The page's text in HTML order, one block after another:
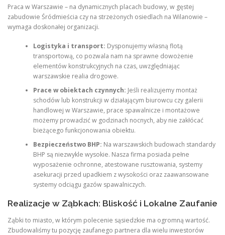
Praca w Warszawie – na dynamicznych placach budowy, w gęstej
zabudowie Śródmieścia czy na strzeżonych osiedlach na Wilanowie –
wymaga doskonałej organizacji.
Logistyka i transport: Dysponujemy własną flotą
transportową, co pozwala nam na sprawne dowożenie
elementów konstrukcyjnych na czas, uwzględniając
warszawskie realia drogowe.
Prace w obiektach czynnych: Jeśli realizujemy montaż
schodów lub konstrukcji w działającym biurowcu czy galerii
handlowej w Warszawie, prace spawalnicze i montażowe
możemy prowadzić w godzinach nocnych, aby nie zakłócać
bieżącego funkcjonowania obiektu.
Bezpieczeństwo BHP: Na warszawskich budowach standardy
BHP są niezwykle wysokie. Nasza firma posiada pełne
wyposażenie ochronne, atestowane rusztowania, systemy
asekuracji przed upadkiem z wysokości oraz zaawansowane
systemy odciągu gazów spawalniczych.
Realizacje w Ząbkach: Bliskość i Lokalne Zaufanie
Ząbki to miasto, w którym polecenie sąsiedzkie ma ogromną wartość.
Zbudowaliśmy tu pozycję zaufanego partnera dla wielu inwestorów